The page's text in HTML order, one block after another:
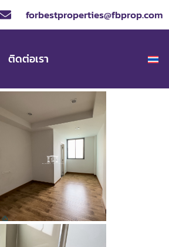
forbestproperties@fbprop.com
ติดต่อเรา